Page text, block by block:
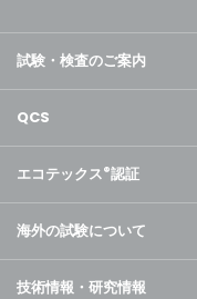
試験・検査のご案内
QCS
エコテックス®認証
海外の試験について
技術情報・研究情報